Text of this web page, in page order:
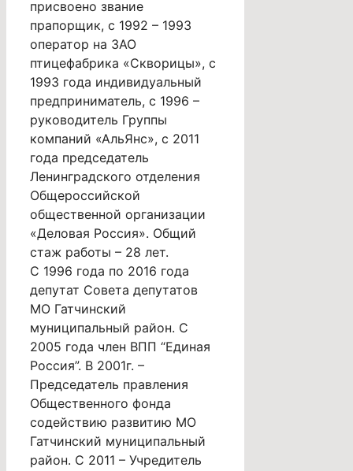
присвоено звание
прапорщик, с 1992 – 1993
оператор на ЗАО
птицефабрика «Скворицы», с
1993 года индивидуальный
предприниматель, с 1996 –
руководитель Группы
компаний «АльЯнс», с 2011
года председатель
Ленинградского отделения
Общероссийской
общественной организации
«Деловая Россия». Общий
стаж работы – 28 лет.
С 1996 года по 2016 года
депутат Совета депутатов
МО Гатчинский
муниципальный район. С
2005 года член ВПП “Единая
Россия”. В 2001г. –
Председатель правления
Общественного фонда
содействию развитию МО
Гатчинский муниципальный
район. С 2011 – Учредитель